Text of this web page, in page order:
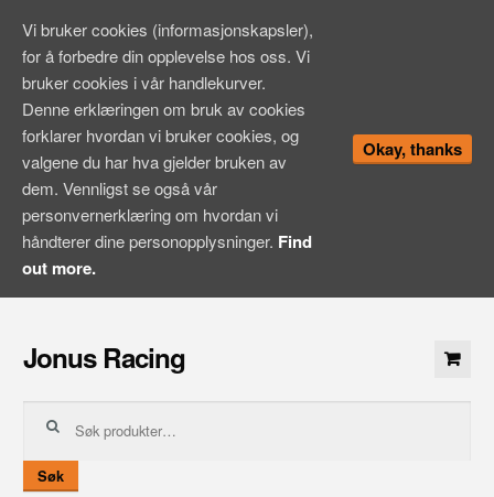
innhold
Jonus Racing
etter:
Søk
Vi bruker cookies (informasjonskapsler),
for å forbedre din opplevelse hos oss. Vi
bruker cookies i vår handlekurver.
Denne erklæringen om bruk av cookies
forklarer hvordan vi bruker cookies, og
valgene du har hva gjelder bruken av
dem. Vennligst se også vår
personvernerklæring om hvordan vi
håndterer dine personopplysninger. Find
out more.
Okay, thanks